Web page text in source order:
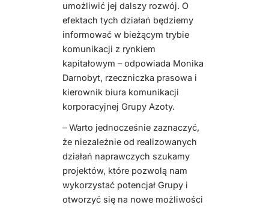
umożliwić jej dalszy rozwój. O
efektach tych działań będziemy
informować w bieżącym trybie
komunikacji z rynkiem
kapitałowym – odpowiada Monika
Darnobyt, rzeczniczka prasowa i
kierownik biura komunikacji
korporacyjnej Grupy Azoty.
– Warto jednocześnie zaznaczyć,
że niezależnie od realizowanych
działań naprawczych szukamy
projektów, które pozwolą nam
wykorzystać potencjał Grupy i
otworzyć się na nowe możliwości